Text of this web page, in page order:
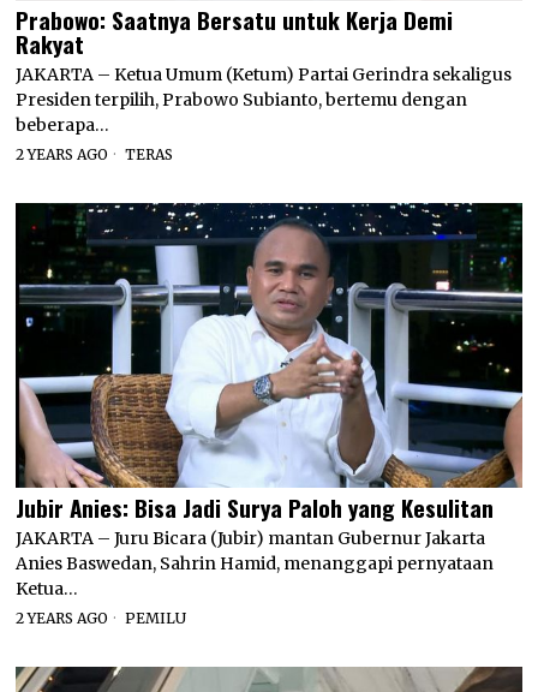
Prabowo: Saatnya Bersatu untuk Kerja Demi
Rakyat
JAKARTA – Ketua Umum (Ketum) Partai Gerindra sekaligus
Presiden terpilih, Prabowo Subianto, bertemu dengan
beberapa…
2 YEARS AGO TERAS
Jubir Anies: Bisa Jadi Surya Paloh yang Kesulitan
JAKARTA – Juru Bicara (Jubir) mantan Gubernur Jakarta
Anies Baswedan, Sahrin Hamid, menanggapi pernyataan
Ketua…
2 YEARS AGO PEMILU